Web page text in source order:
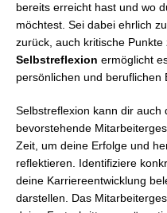
bereits erreicht hast und wo
möchtest. Sei dabei ehrlich
zurück, auch kritische
Selbstreflexion ermöglicht
persönlichen und beruflichen
Selbstreflexion kann dir
bevorstehende
Zeit, um deine Erfolge und
reflektieren. Identifiziere
deine Karriereentwicklung
darstellen. Das